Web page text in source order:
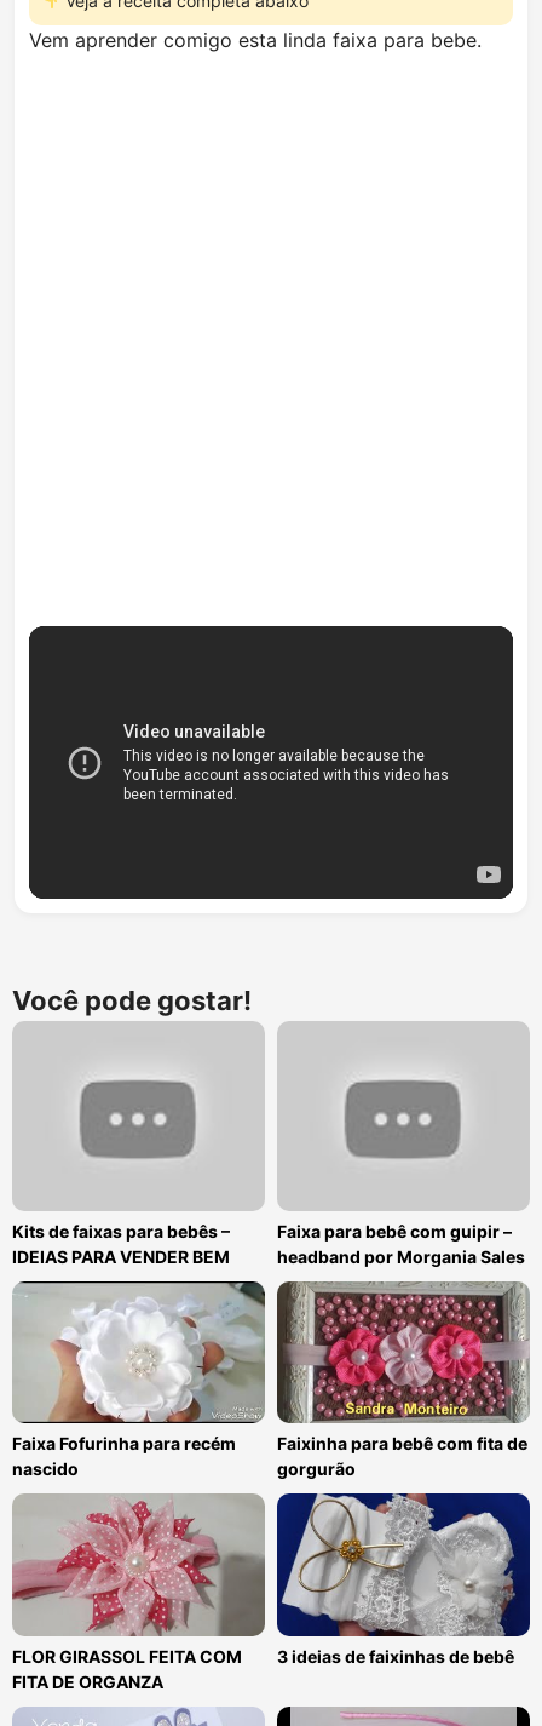
Vem aprender comigo esta linda faixa para bebe.
Você pode gostar!
Kits de faixas para bebês –
IDEIAS PARA VENDER BEM
Faixa para bebê com guipir –
headband por Morgania Sales
Faixa Fofurinha para recém
nascido
Faixinha para bebê com fita de
gorgurão
FLOR GIRASSOL FEITA COM
FITA DE ORGANZA
3 ideias de faixinhas de bebê